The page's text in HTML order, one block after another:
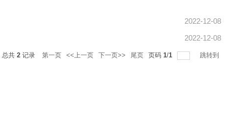
2022-12-08
2022-12-08
总共 2 记录 第一页 <<上一页 下一页>> 尾页 页码 1/1 跳转到